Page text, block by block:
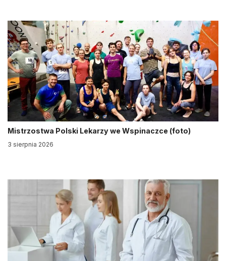
Mistrzostwa Polski Lekarzy we Wspinaczce (foto)
3 sierpnia 2026